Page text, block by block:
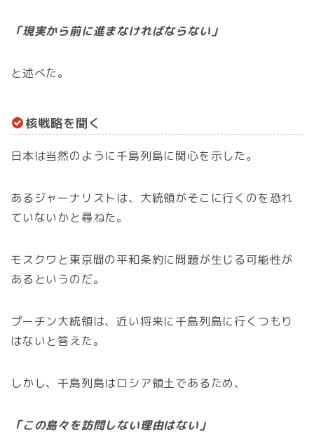
「現実から前に進まなければならない」
と述べた。
核戦略を聞く
日本は当然のように千島列島に関心を示した。
あるジャーナリストは、大統領がそこに行くのを恐れ
ていないかと尋ねた。
モスクワと東京間の平和条約に問題が生じる可能性が
あるというのだ。
プーチン大統領は、近い将来に千島列島に行くつもり
はないと答えた。
しかし、千島列島はロシア領土であるため、
「この島々を訪問しない理由はない」